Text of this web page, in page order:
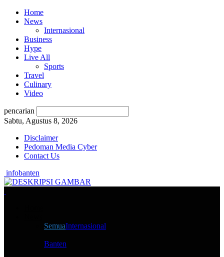
Home
News
Internasional
Business
Hype
Live All
Sports
Travel
Culinary
Video
pencarian
Sabtu, Agustus 8, 2026
Disclaimer
Pedoman Media Cyber
Contact Us
infobanten
SemuaInternasional
Banten